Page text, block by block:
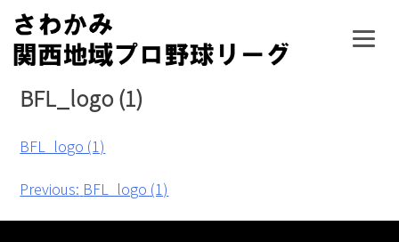
Skip
content
BFL_logo (1)
BFL_logo (1)
投
稿
Previous: BFL_logo (1)